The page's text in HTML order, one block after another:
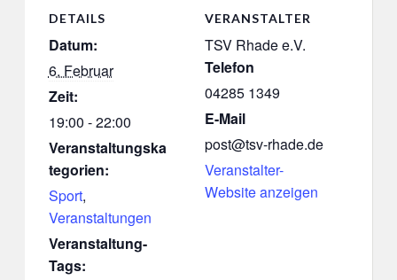
DETAILS
Datum:
6. Februar
Zeit:
19:00 - 22:00
Veranstaltungska
tegorien:
Sport,
Veranstaltungen
Veranstaltung-
Tags:
VERANSTALTER
TSV Rhade e.V.
Telefon
04285 1349
E-Mail
post@tsv-rhade.de
Veranstalter-
Website anzeigen